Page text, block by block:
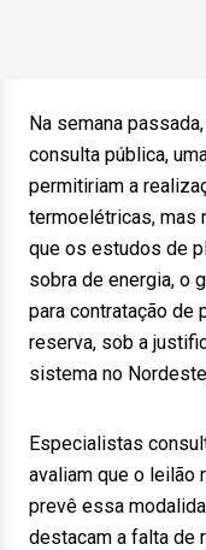
Na semana
consulta pública,
permitiriam a
termoelétricas, mas
que os estudos de
sobra de energia, o
para contratação de
reserva, sob a
sistema no
Especialistas
avaliam que o leilão
prevê essa
destacam a falta de